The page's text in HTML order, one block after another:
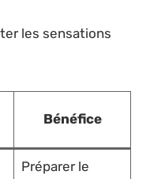
les sensations
Bénéfice
Préparer le